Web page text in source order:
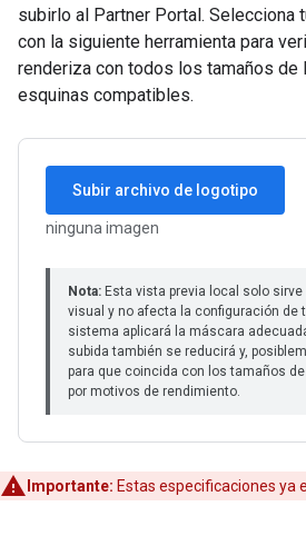
subirlo al Partner Portal. Selecciona
con la siguiente herramienta para
renderiza con todos los tamaños de
esquinas compatibles.
Importante: Estas especificaciones ya